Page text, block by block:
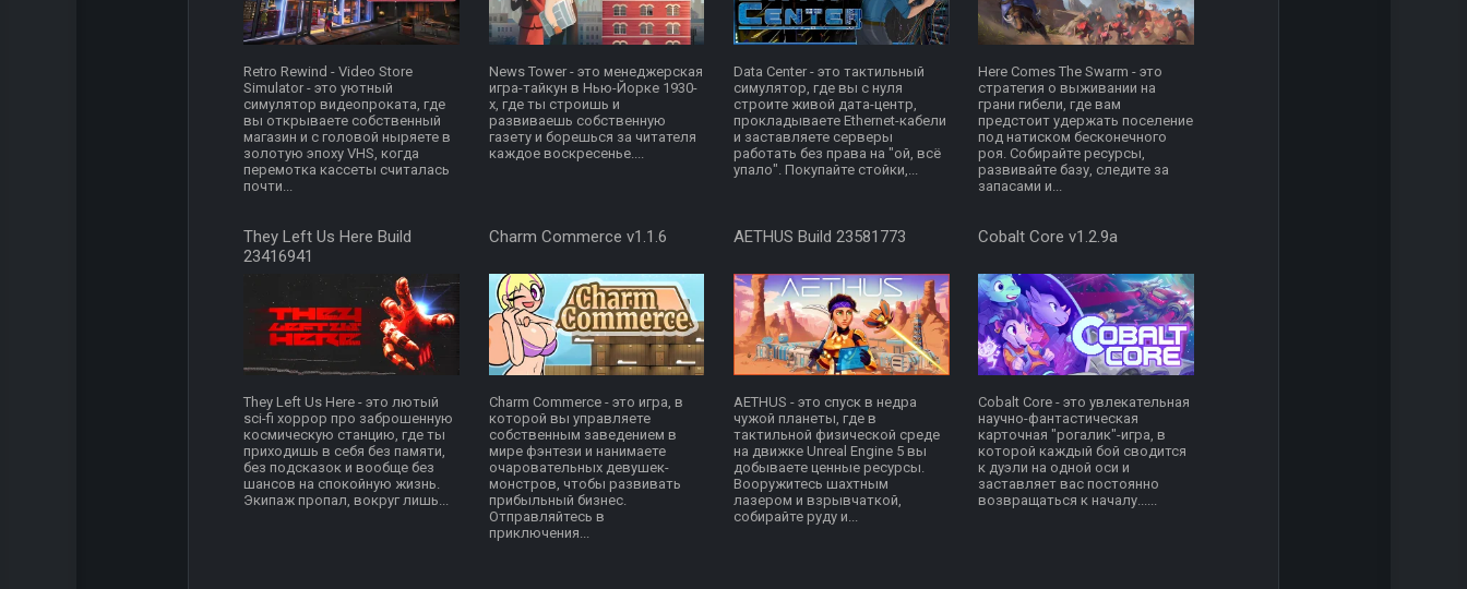
Retro Rewind - Video Store
Simulator - это уютный
симулятор видеопроката, где
вы открываете собственный
магазин и с головой ныряете в
золотую эпоху VHS, когда
перемотка кассеты считалась
почти...
News Tower - это менеджерская
игра-тайкун в Нью-Йорке 1930-
х, где ты строишь и
развиваешь собственную
газету и борешься за читателя
каждое воскресенье....
Data Center - это тактильный
симулятор, где вы с нуля
строите живой дата-центр,
прокладываете Ethernet-кабели
и заставляете серверы
работать без права на "ой, всё
упало". Покупайте стойки,...
Here Comes The Swarm - это
стратегия о выживании на
грани гибели, где вам
предстоит удержать поселение
под натиском бесконечного
роя. Собирайте ресурсы,
развивайте базу, следите за
запасами и...
They Left Us Here Build
23416941
They Left Us Here - это лютый
sci-fi хоррор про заброшенную
космическую станцию, где ты
приходишь в себя без памяти,
без подсказок и вообще без
шансов на спокойную жизнь.
Экипаж пропал, вокруг лишь...
Charm Commerce v1.1.6
Charm Commerce - это игра, в
которой вы управляете
собственным заведением в
мире фэнтези и нанимаете
очаровательных девушек-
монстров, чтобы развивать
прибыльный бизнес.
Отправляйтесь в
приключения...
AETHUS Build 23581773
AETHUS - это спуск в недра
чужой планеты, где в
тактильной физической среде
на движке Unreal Engine 5 вы
добываете ценные ресурсы.
Вооружитесь шахтным
лазером и взрывчаткой,
собирайте руду и...
Cobalt Core v1.2.9a
Cobalt Core - это увлекательная
научно-фантастическая
карточная "рогалик"-игра, в
которой каждый бой сводится
к дуэли на одной оси и
заставляет вас постоянно
возвращаться к началу......